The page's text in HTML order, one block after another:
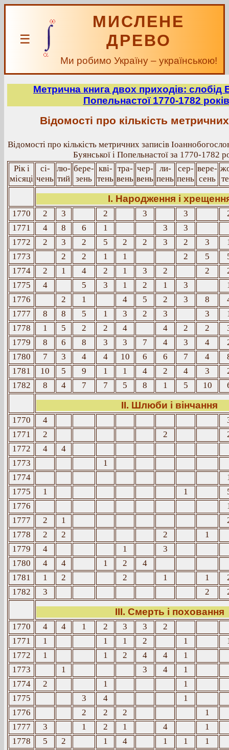
☰
МИСЛЕНЕ
ДРЕВО
Ми робимо Україну – українською!
Метрична книга двох приходів: слобід
Попельнастої 1770-1782 років
Відомості про кількість
Відомості про кількість метричних записів
Буянської і Попельнастої за 1770-1782
Рік і
місяці
сі-
чень
лю-
тий
бере-
зень
кві-
тень
тра-
вень
чер-
вень
ли-
пень
сер-
пень
вере-
сень
І. Народження і
1770 2 3 2 3 3
1771
4 8 6 1 3
3
1772
2 3 2 5 2 2 3 2 3
1773
2 2 1 1 2 5
1774
2 1 4 2 1 3 2 2
1775
4 5 3 1 2 1 3
1776
2 1 4 5 2 3 8
1777
8 8 5 1 3 2 3 3
1778
1 5 2 2 4 4 2 2
1779
8 6 8 3 3 7 4 3 4
1780
7 3 4 4 10 6 6 7 4
1781
10 5 9 1 1 4 2 4 3
1782
8 4 7 7 5 8 1 5 10
ІІ. Шлюби і вінчання
1770 4
1771
2 2
1772
4
4
1773
1
1774
1775
1 1
1776
1777
2 1
1778
2 2 2
1
1779
4 1
3
1780
4 4 1 2
4
1781
1 2 2 1 1
1782
3 2
ІІІ. Смерть і поховання
1770 4 4 1 2 3 3
2
1771
1 1 1 2 1
1772
1 1 2 4 4
1
1773
1 3 4
1
1774
2 1
1
1775
3 4
1
1776
2 2 2
1
1777
3 1 2 1 4
1
1778
5 2 1 4 1 1
1